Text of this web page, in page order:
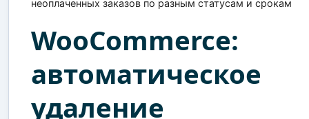
неоплаченных заказов по разным статусам и срокам
WooCommerce:
автоматическое
удаление